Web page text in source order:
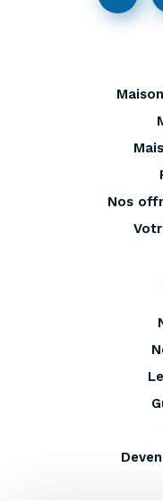
Nos